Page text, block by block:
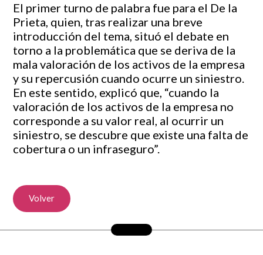
El primer turno de palabra fue para el De la
Prieta, quien, tras realizar una breve
introducción del tema, situó el debate en
torno a la problemática que se deriva de la
mala valoración de los activos de la empresa
y su repercusión cuando ocurre un siniestro.
En este sentido, explicó que, “cuando la
valoración de los activos de la empresa no
corresponde a su valor real, al ocurrir un
siniestro, se descubre que existe una falta de
cobertura o un infraseguro”.
Volver